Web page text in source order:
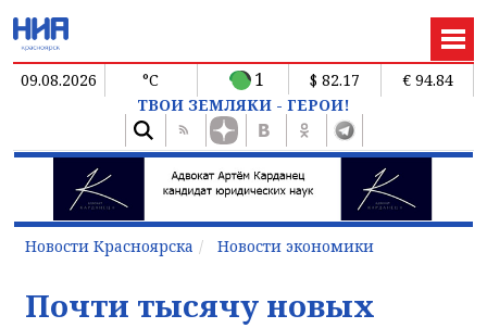
09.08.2026 °C 1 $ 82.17
€ 94.84
ТВОИ ЗЕМЛЯКИ - ГЕРОИ!
Новости Красноярска Новости экономики
Почти тысячу новых